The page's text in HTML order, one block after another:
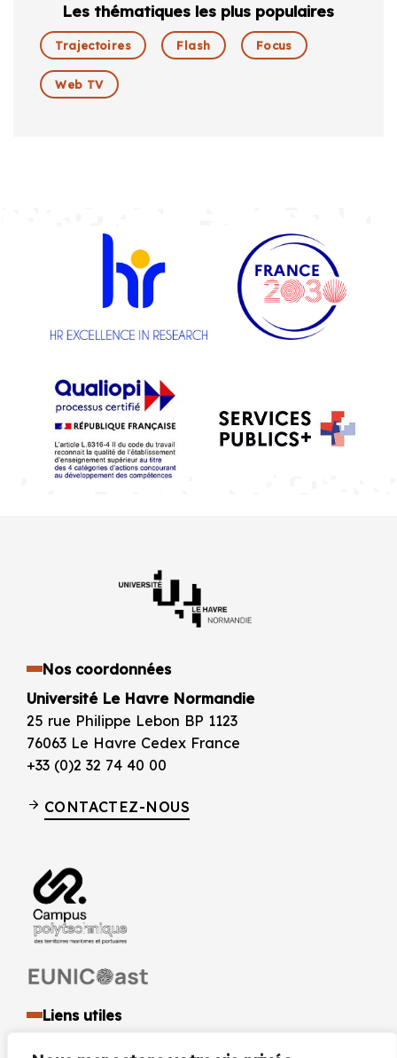
Les thématiques les plus populaires
Trajectoires Flash Focus
Web TV
Liens utiles
Nos coordonnées
Université Le Havre Normandie
25 rue Philippe Lebon BP 1123
76063 Le Havre Cedex France
+33 (0)2 32 74 40 00
CONTACTEZ-NOUS